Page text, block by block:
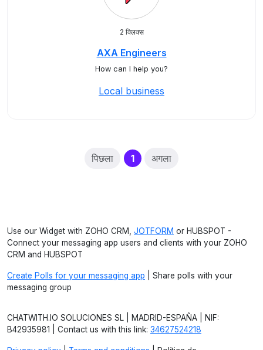
2 क्लिक्स
AXA Engineers
How can I help you?
Local business
पिछला 1(current)
अगला
Use our Widget with ZOHO CRM, JOTFORM or HUBSPOT -
Connect your messaging app users and clients with your ZOHO
CRM and HUBSPOT
Create Polls for your messaging app | Share polls with your
messaging group
CHATWITH.IO SOLUCIONES SL | MADRID-ESPAÑA | NIF:
B42935981 | Contact us with this link: 34627524218